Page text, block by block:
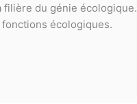
filière du génie écologique.
écologiques.